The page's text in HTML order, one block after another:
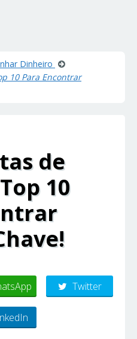
Dinheiro
10 Para Encontrar
de
10
Twitter